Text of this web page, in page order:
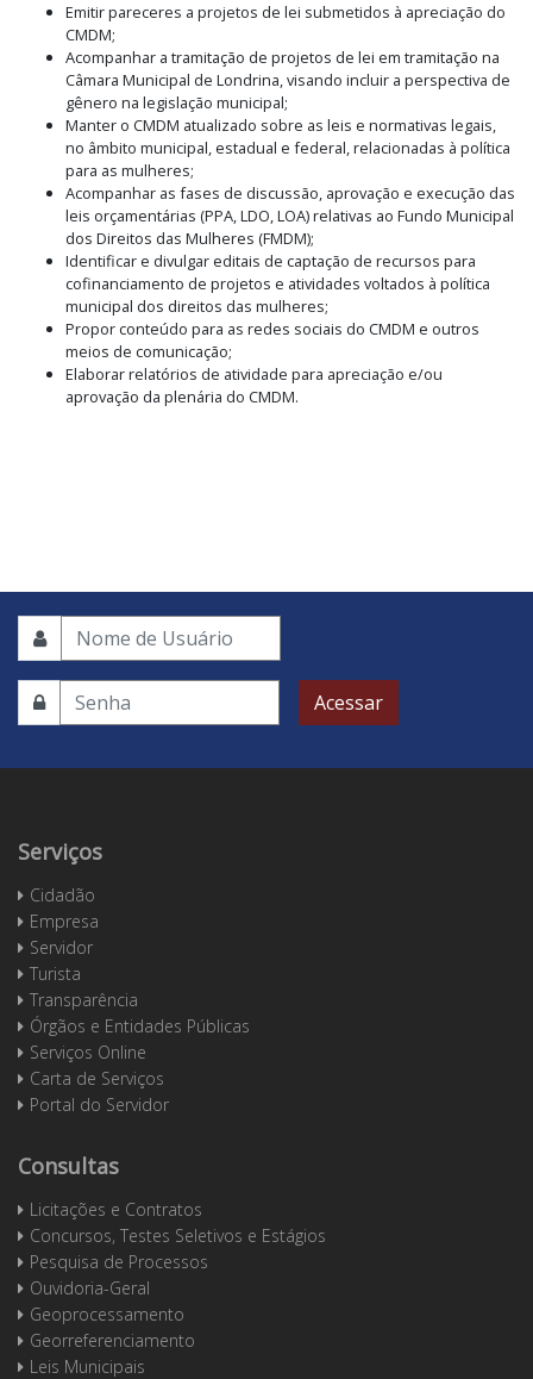
Emitir pareceres a projetos de lei submetidos à apreciação do
CMDM;
Acompanhar a tramitação de projetos de lei em tramitação na
Câmara Municipal de Londrina, visando incluir a perspectiva de
gênero na legislação municipal;
Manter o CMDM atualizado sobre as leis e normativas legais,
no âmbito municipal, estadual e federal, relacionadas à política
para as mulheres;
Acompanhar as fases de discussão, aprovação e execução das
leis orçamentárias (PPA, LDO, LOA) relativas ao Fundo Municipal
dos Direitos das Mulheres (FMDM);
Identificar e divulgar editais de captação de recursos para
cofinanciamento de projetos e atividades voltados à política
municipal dos direitos das mulheres;
Propor conteúdo para as redes sociais do CMDM e outros
meios de comunicação;
Elaborar relatórios de atividade para apreciação e/ou
aprovação da plenária do CMDM.
Acessar
Serviços
Cidadão
Empresa
Servidor
Turista
Transparência
Órgãos e Entidades Públicas
Serviços Online
Carta de Serviços
Portal do Servidor
Consultas
Licitações e Contratos
Concursos, Testes Seletivos e Estágios
Pesquisa de Processos
Ouvidoria-Geral
Geoprocessamento
Georreferenciamento
Leis Municipais